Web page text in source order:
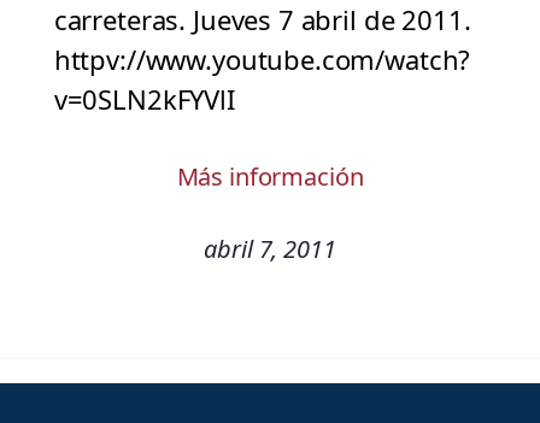
carreteras. Jueves 7 abril de 2011.
httpv://www.youtube.com/watch?
v=0SLN2kFYVlI
Más información
abril 7, 2011